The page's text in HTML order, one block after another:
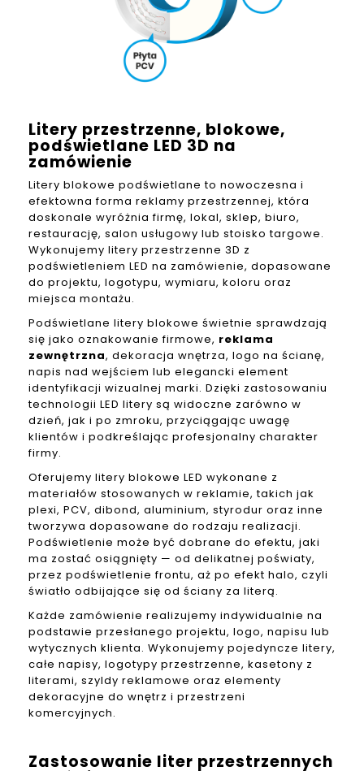
Litery przestrzenne, blokowe,
podświetlane LED 3D na
zamówienie
Litery blokowe podświetlane to nowoczesna i
efektowna forma reklamy przestrzennej, która
doskonale wyróżnia firmę, lokal, sklep, biuro,
restaurację, salon usługowy lub stoisko targowe.
Wykonujemy litery przestrzenne 3D z
podświetleniem LED na zamówienie, dopasowane
do projektu, logotypu, wymiaru, koloru oraz
miejsca montażu.
Podświetlane litery blokowe świetnie sprawdzają
się jako oznakowanie firmowe, reklama
zewnętrzna, dekoracja wnętrza, logo na ścianę,
napis nad wejściem lub elegancki element
identyfikacji wizualnej marki. Dzięki zastosowaniu
technologii LED litery są widoczne zarówno w
dzień, jak i po zmroku, przyciągając uwagę
klientów i podkreślając profesjonalny charakter
firmy.
Oferujemy litery blokowe LED wykonane z
materiałów stosowanych w reklamie, takich jak
plexi, PCV, dibond, aluminium, styrodur oraz inne
tworzywa dopasowane do rodzaju realizacji.
Podświetlenie może być dobrane do efektu, jaki
ma zostać osiągnięty — od delikatnej poświaty,
przez podświetlenie frontu, aż po efekt halo, czyli
światło odbijające się od ściany za literą.
Każde zamówienie realizujemy indywidualnie na
podstawie przesłanego projektu, logo, napisu lub
wytycznych klienta. Wykonujemy pojedyncze litery,
całe napisy, logotypy przestrzenne, kasetony z
literami, szyldy reklamowe oraz elementy
dekoracyjne do wnętrz i przestrzeni
komercyjnych.
Zastosowanie liter przestrzennych